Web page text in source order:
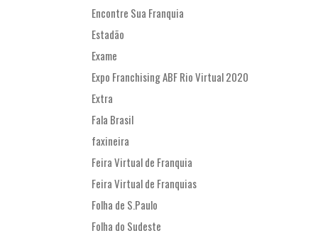
Encontre Sua Franquia
Estadão
Exame
Expo Franchising ABF Rio Virtual 2020
Extra
Fala Brasil
faxineira
Feira Virtual de Franquia
Feira Virtual de Franquias
Folha de S.Paulo
Folha do Sudeste